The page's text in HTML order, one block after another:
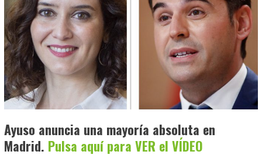
Ayuso anuncia una mayoría absoluta en
Madrid. Pulsa aquí para VER el VÍDEO